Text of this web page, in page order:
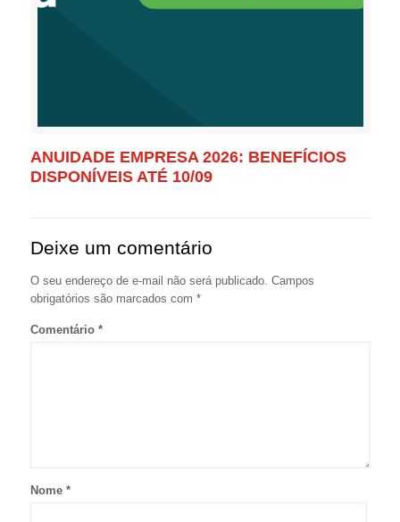
ANUIDADE EMPRESA 2026: BENEFÍCIOS
DISPONÍVEIS ATÉ 10/09
Deixe um comentário
O seu endereço de e-mail não será publicado. Campos
obrigatórios são marcados com *
Comentário *
Nome *